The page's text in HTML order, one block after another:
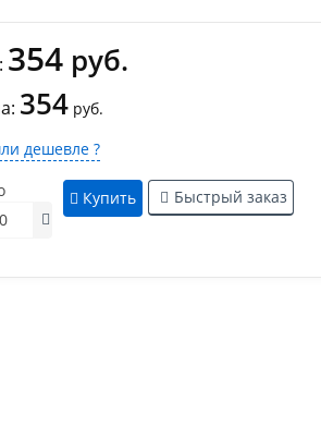
354руб.
354руб.
дешевле ?
Купить Быстрый заказ